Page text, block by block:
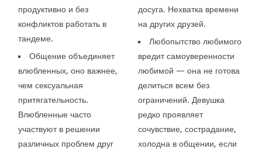
продуктивно и без
конфликтов работать в
тандеме.
Общение объединяет
влюбленных, оно важнее,
чем сексуальная
притягательность.
Влюбленные часто
участвуют в решении
различных проблем друг
досуга. Нехватка времени
на других друзей.
Любопытство любимого
вредит самоуверенности
любимой — она не готова
делиться всем без
ограничений. Девушка
редко проявляет
сочувствие, сострадание,
холодна в общении, если